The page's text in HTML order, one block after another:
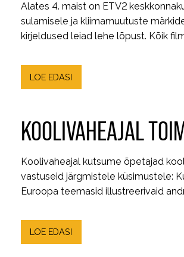
Alates 4. maist on ETV2
sulamisele ja kliimamuutuste
kirjeldused leiad lehe lõpust. Kõik
LOE EDASI
KOOLIVAHEAJAL
Koolivaheajal kutsume õpetajad
vastuseid järgmistele küsimustele:
Euroopa teemasid illustreerivaid
LOE EDASI